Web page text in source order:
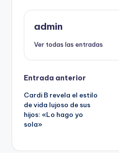
admin
Ver todas las entradas
Navegación
de
entradas
Entrada anterior
Cardi B revela el estilo
de vida lujoso de sus
hijos: «Lo hago yo
sola»